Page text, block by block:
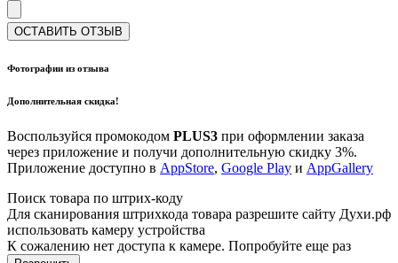
ОСТАВИТЬ ОТЗЫВ
Фотографии из отзыва
Дополнительная скидка!
Воспользуйся промокодом PLUS3 при оформлении заказа
через приложение и получи дополнительную скидку 3%.
Приложение доступно в AppStore, Google Play и AppGallery
Поиск товара по штрих-коду
Для сканирования штрихкода товара разрешите сайту Духи.рф
использовать камеру устройства
К сожалению нет доступа к камере. Попробуйте еще раз